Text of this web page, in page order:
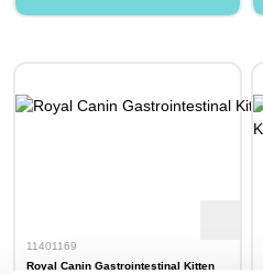
11401169
Royal Canin Gastrointestinal Kitten